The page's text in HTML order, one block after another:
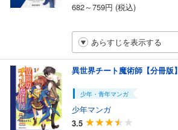
682～759円 (税込)
あらすじを表示する
異世界チート魔術師【分冊版】
少年・青年マンガ
少年マンガ
3.5